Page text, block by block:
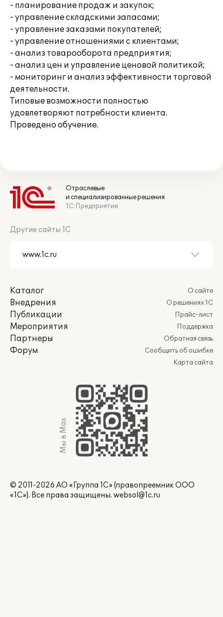
- планирование продаж и закупок;
- управление складскими запасами;
- управление заказами покупателей;
- управление отношениями с клиентами;
- анализ товарооборота предприятия;
- анализ цен и управление ценовой политикой;
- мониторинг и анализ эффективности торговой
деятельности.
Типовые возможности полностью
удовлетворяют потребности клиента.
Проведено обучение.
Отраслевые
и специализированные решения
1С:Предприятие
Другие сайты 1С
Каталог
Внедрения
Публикации
Мероприятия
Партнеры
Форум
О сайте
О решениях 1С
Прайс-лист
Поддержка
Обратная связь
Сообщить об ошибке
Карта сайта
Мы в Max
© 2011-2026 АО «Группа 1С» (правопреемник ООО
«1С»). Все права защищены. websol@1c.ru